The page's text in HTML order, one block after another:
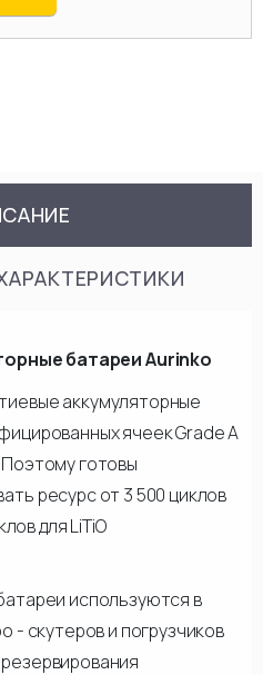
батареи Aurinko
аккумуляторные
ячеек Grade A
готовы
ресурс от 3 500 циклов
для LiTiO
используются в
- скутеров и погрузчиков